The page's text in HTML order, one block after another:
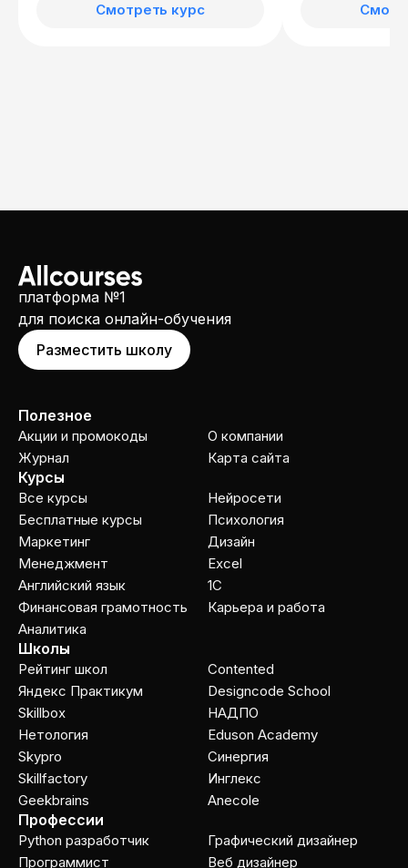
Смотреть курс
платформа №1
для поиска онлайн-обучения
Разместить школу
Полезное
Акции и промокоды
Журнал
О компании
Карта сайта
Курсы
Все курсы
Бесплатные курсы
Маркетинг
Менеджмент
Английский язык
Финансовая грамотность
Аналитика
Нейросети
Психология
Дизайн
Excel
1C
Карьера и работа
Школы
Рейтинг школ
Яндекс Практикум
Skillbox
Нетология
Skypro
Skillfactory
Geekbrains
Contented
Designcode School
НАДПО
Eduson Academy
Cинергия
Инглекс
Anecole
Профессии
Python разработчик
Программист
Графический дизайнер
Веб дизайнер